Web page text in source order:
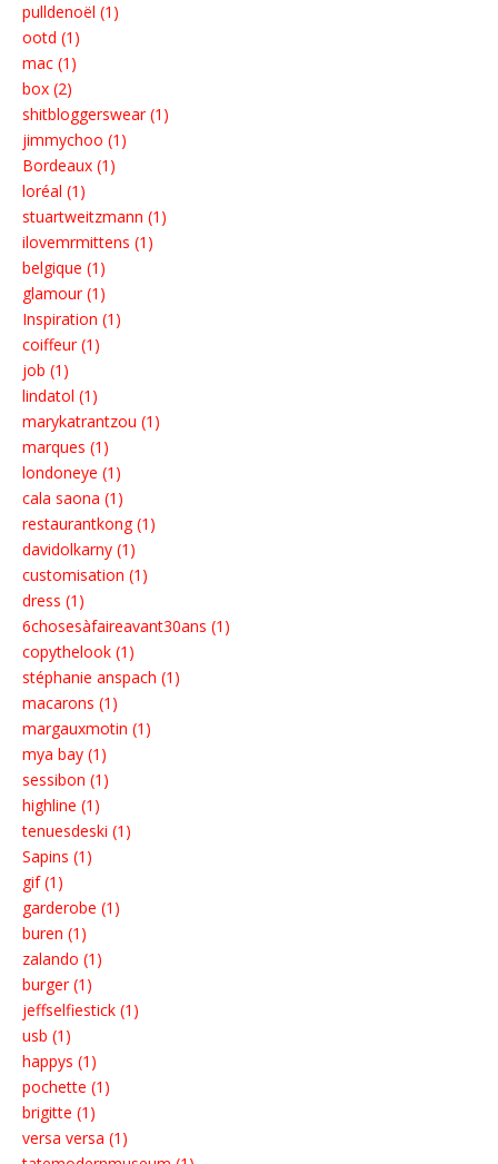
pulldenoël (1)
ootd (1)
mac (1)
box (2)
shitbloggerswear (1)
jimmychoo (1)
Bordeaux (1)
loréal (1)
stuartweitzmann (1)
ilovemrmittens (1)
belgique (1)
glamour (1)
Inspiration (1)
coiffeur (1)
job (1)
lindatol (1)
marykatrantzou (1)
marques (1)
londoneye (1)
cala saona (1)
restaurantkong (1)
davidolkarny (1)
customisation (1)
dress (1)
6chosesàfaireavant30ans (1)
copythelook (1)
stéphanie anspach (1)
macarons (1)
margauxmotin (1)
mya bay (1)
sessibon (1)
highline (1)
tenuesdeski (1)
Sapins (1)
gif (1)
garderobe (1)
buren (1)
zalando (1)
burger (1)
jeffselfiestick (1)
usb (1)
happys (1)
pochette (1)
brigitte (1)
versa versa (1)